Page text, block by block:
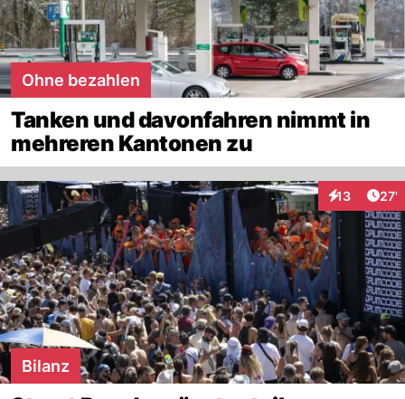
Ohne bezahlen
Tanken und davonfahren nimmt in
mehreren Kantonen zu
13
Interaktionen
27'
Bilanz